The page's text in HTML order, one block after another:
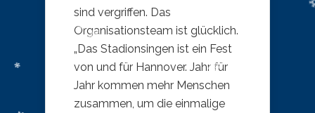
sind vergriffen. Das
Organisationsteam ist glücklich.
„Das Stadionsingen ist ein Fest
von und für Hannover. Jahr für
Jahr kommen mehr Menschen
zusammen, um die einmalige